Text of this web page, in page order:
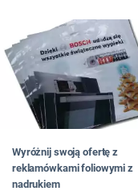
JAKI BIZNES PROWADZIĆ
W MIEŚCIE
DLA PAŃ
NA WSI
W DOMU
#RATUJBIZNES
OD CZYTELNIKÓW
Wyróżnij swoją ofertę z
reklamówkami foliowymi z
nadrukiem